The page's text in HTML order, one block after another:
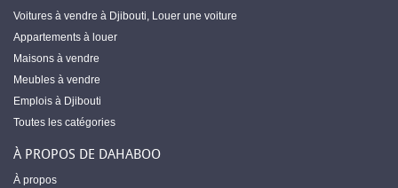
Voitures à vendre à Djibouti, Louer une voiture
Appartements à louer
Maisons à vendre
Meubles à vendre
Emplois à Djibouti
Toutes les catégories
À PROPOS DE DAHABOO
À propos